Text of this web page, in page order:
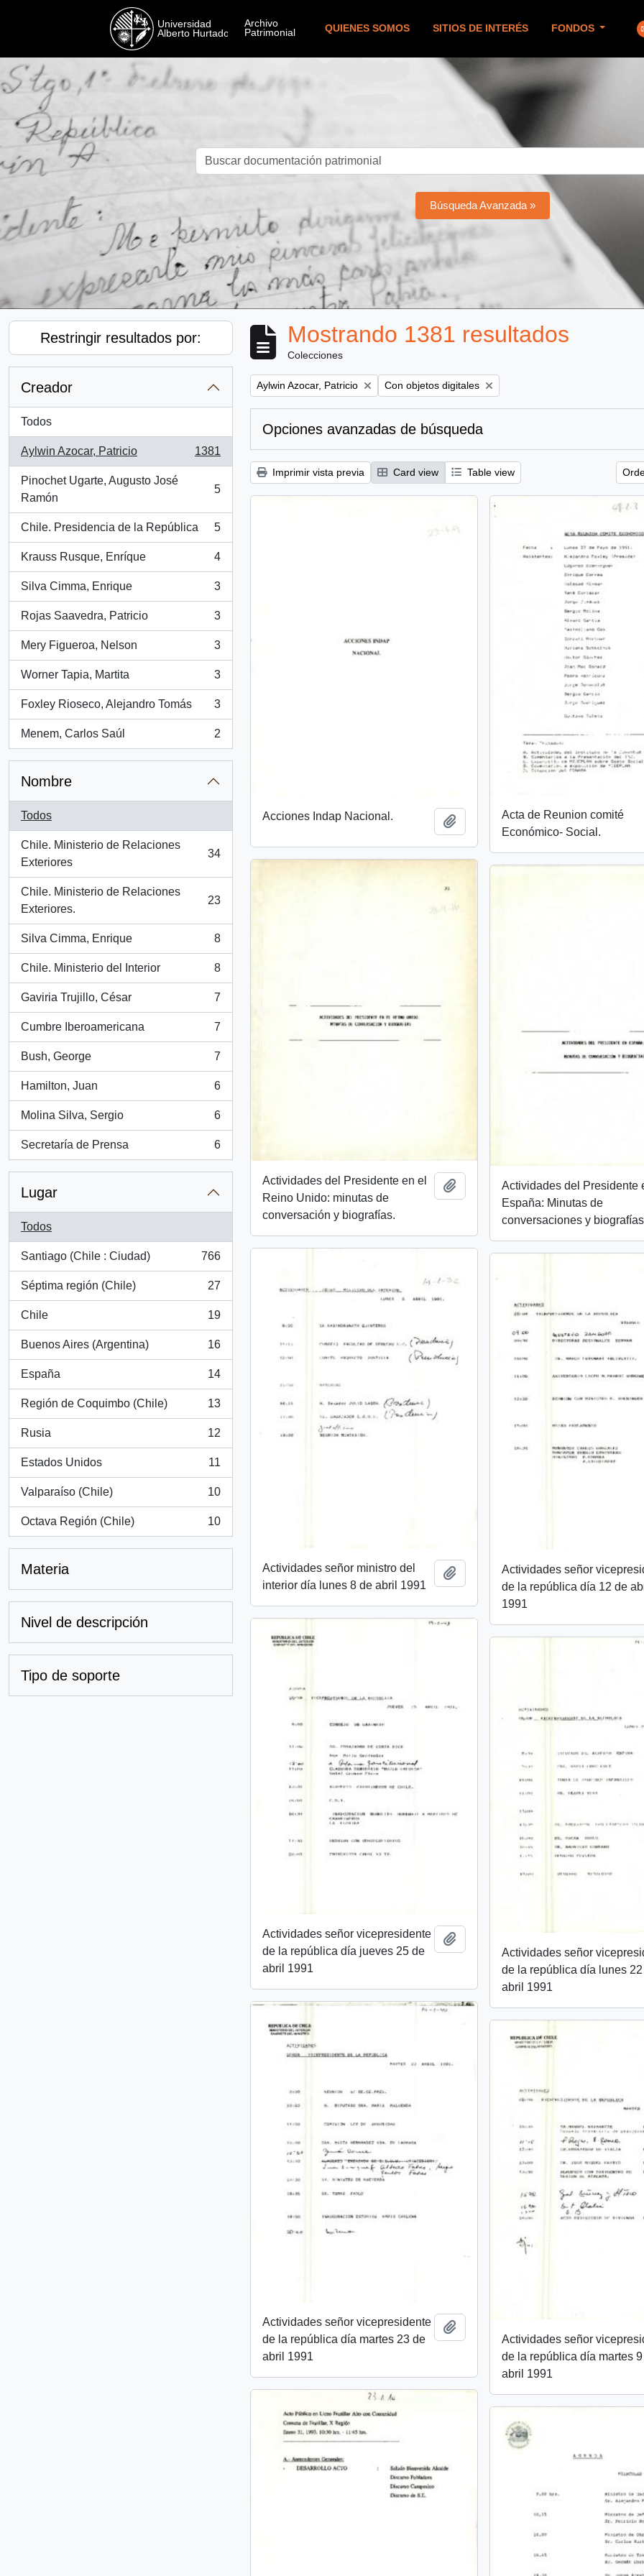
QUIENES SOMOS SITIOS DE INTERÉS FONDOS
Búsqueda Avanzada »
Restringir resultados por:
Creador
Todos
Aylwin Azocar, Patricio
, 1381 resultados
1381
Pinochet Ugarte, Augusto José
Ramón
, 5 resultados
5
Chile. Presidencia de la República
, 5 resultados
5
Krauss Rusque, Enríque
, 4 resultados
4
Silva Cimma, Enrique
, 3 resultados
3
Rojas Saavedra, Patricio
, 3 resultados
3
Mery Figueroa, Nelson
, 3 resultados
3
Worner Tapia, Martita
, 3 resultados
3
Foxley Rioseco, Alejandro Tomás
, 3 resultados
3
Menem, Carlos Saúl
, 2 resultados
2
Nombre
Todos
Chile. Ministerio de Relaciones
Exteriores
, 34 resultados
34
Chile. Ministerio de Relaciones
Exteriores.
, 23 resultados
23
Silva Cimma, Enrique
, 8 resultados
8
Chile. Ministerio del Interior
, 8 resultados
8
Gaviria Trujillo, César
, 7 resultados
7
Cumbre Iberoamericana
, 7 resultados
7
Bush, George
, 7 resultados
7
Hamilton, Juan
, 6 resultados
6
Molina Silva, Sergio
, 6 resultados
6
Secretaría de Prensa
, 6 resultados
6
Lugar
Todos
Santiago (Chile : Ciudad)
, 766 resultados
766
Séptima región (Chile)
, 27 resultados
27
Chile
, 19 resultados
19
Buenos Aires (Argentina)
, 16 resultados
16
España
, 14 resultados
14
Región de Coquimbo (Chile)
, 13 resultados
13
Rusia
, 12 resultados
12
Estados Unidos
, 11 resultados
11
Valparaíso (Chile)
, 10 resultados
10
Octava Región (Chile)
, 10 resultados
10
Materia
Nivel de descripción
Tipo de soporte
Mostrando 1381 resultados
Colecciones
Remove filter:
Aylwin Azocar, Patricio Remove filter:
Con objetos digitales
Opciones avanzadas de búsqueda
Imprimir vista previa Card view Table view
Acciones Indap Nacional. Añadir al portapapeles
Acta de Reunion comité
Económico- Social.
Actividades del Presidente en el
Reino Unido: minutas de
conversación y biografías.
Añadir al portapapeles
Actividades del Presidente
España: Minutas de
conversaciones y
Actividades señor ministro del
interior día lunes 8 de abril 1991
Añadir al portapapeles
Actividades señor
de la república día 12 de
1991
Actividades señor vicepresidente
de la república día jueves 25 de
abril 1991
Actividades señor
de la república día lunes
abril 1991
Actividades señor vicepresidente
de la república día martes 23 de
abril 1991
Actividades señor
de la república día martes
abril 1991